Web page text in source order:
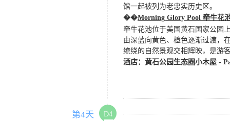
馆一起被列为老忠实历史区。
��Morning Glory Pool 牵牛花
牵牛花池位于美国黄石国家公园
由深蓝向黄色、橙色逐渐过渡，
缭绕的自然景观交相辉映，是游
酒店： 黄石公园生态圈小木屋 -
第4天
D4